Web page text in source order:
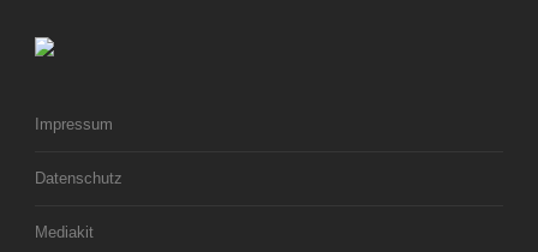
Impressum
Datenschutz
Mediakit